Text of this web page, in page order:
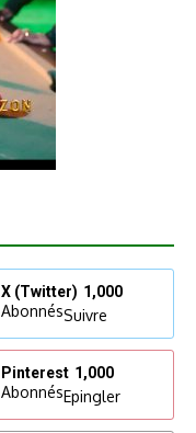
X (Twitter) 1,000
AbonnésSuivre
Pinterest 1,000
AbonnésEpingler